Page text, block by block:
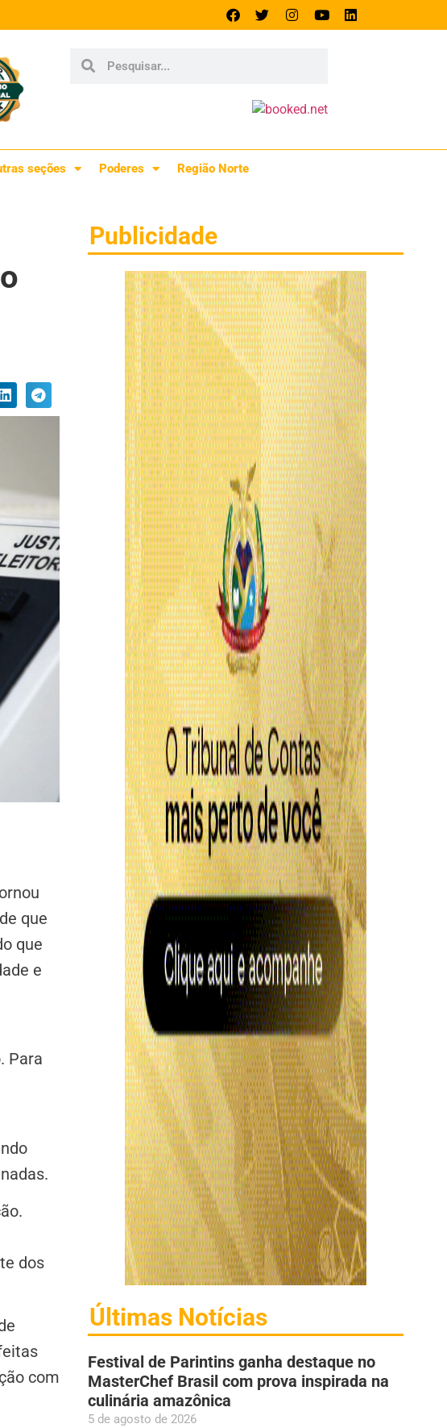
seções Poderes Região Norte
que
que
e
Para
dos
com
Publicidade
Últimas Notícias
Festival de Parintins ganha destaque no
MasterChef Brasil com prova inspirada na
culinária amazônica
5 de agosto de 2026